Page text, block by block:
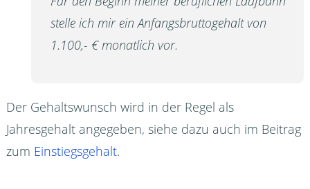
stelle ich mir ein Anfangsbruttogehalt von
1.100,- € monatlich vor.
Der Gehaltswunsch wird in der Regel als
Jahresgehalt angegeben, siehe dazu auch im Beitrag
zum Einstiegsgehalt.